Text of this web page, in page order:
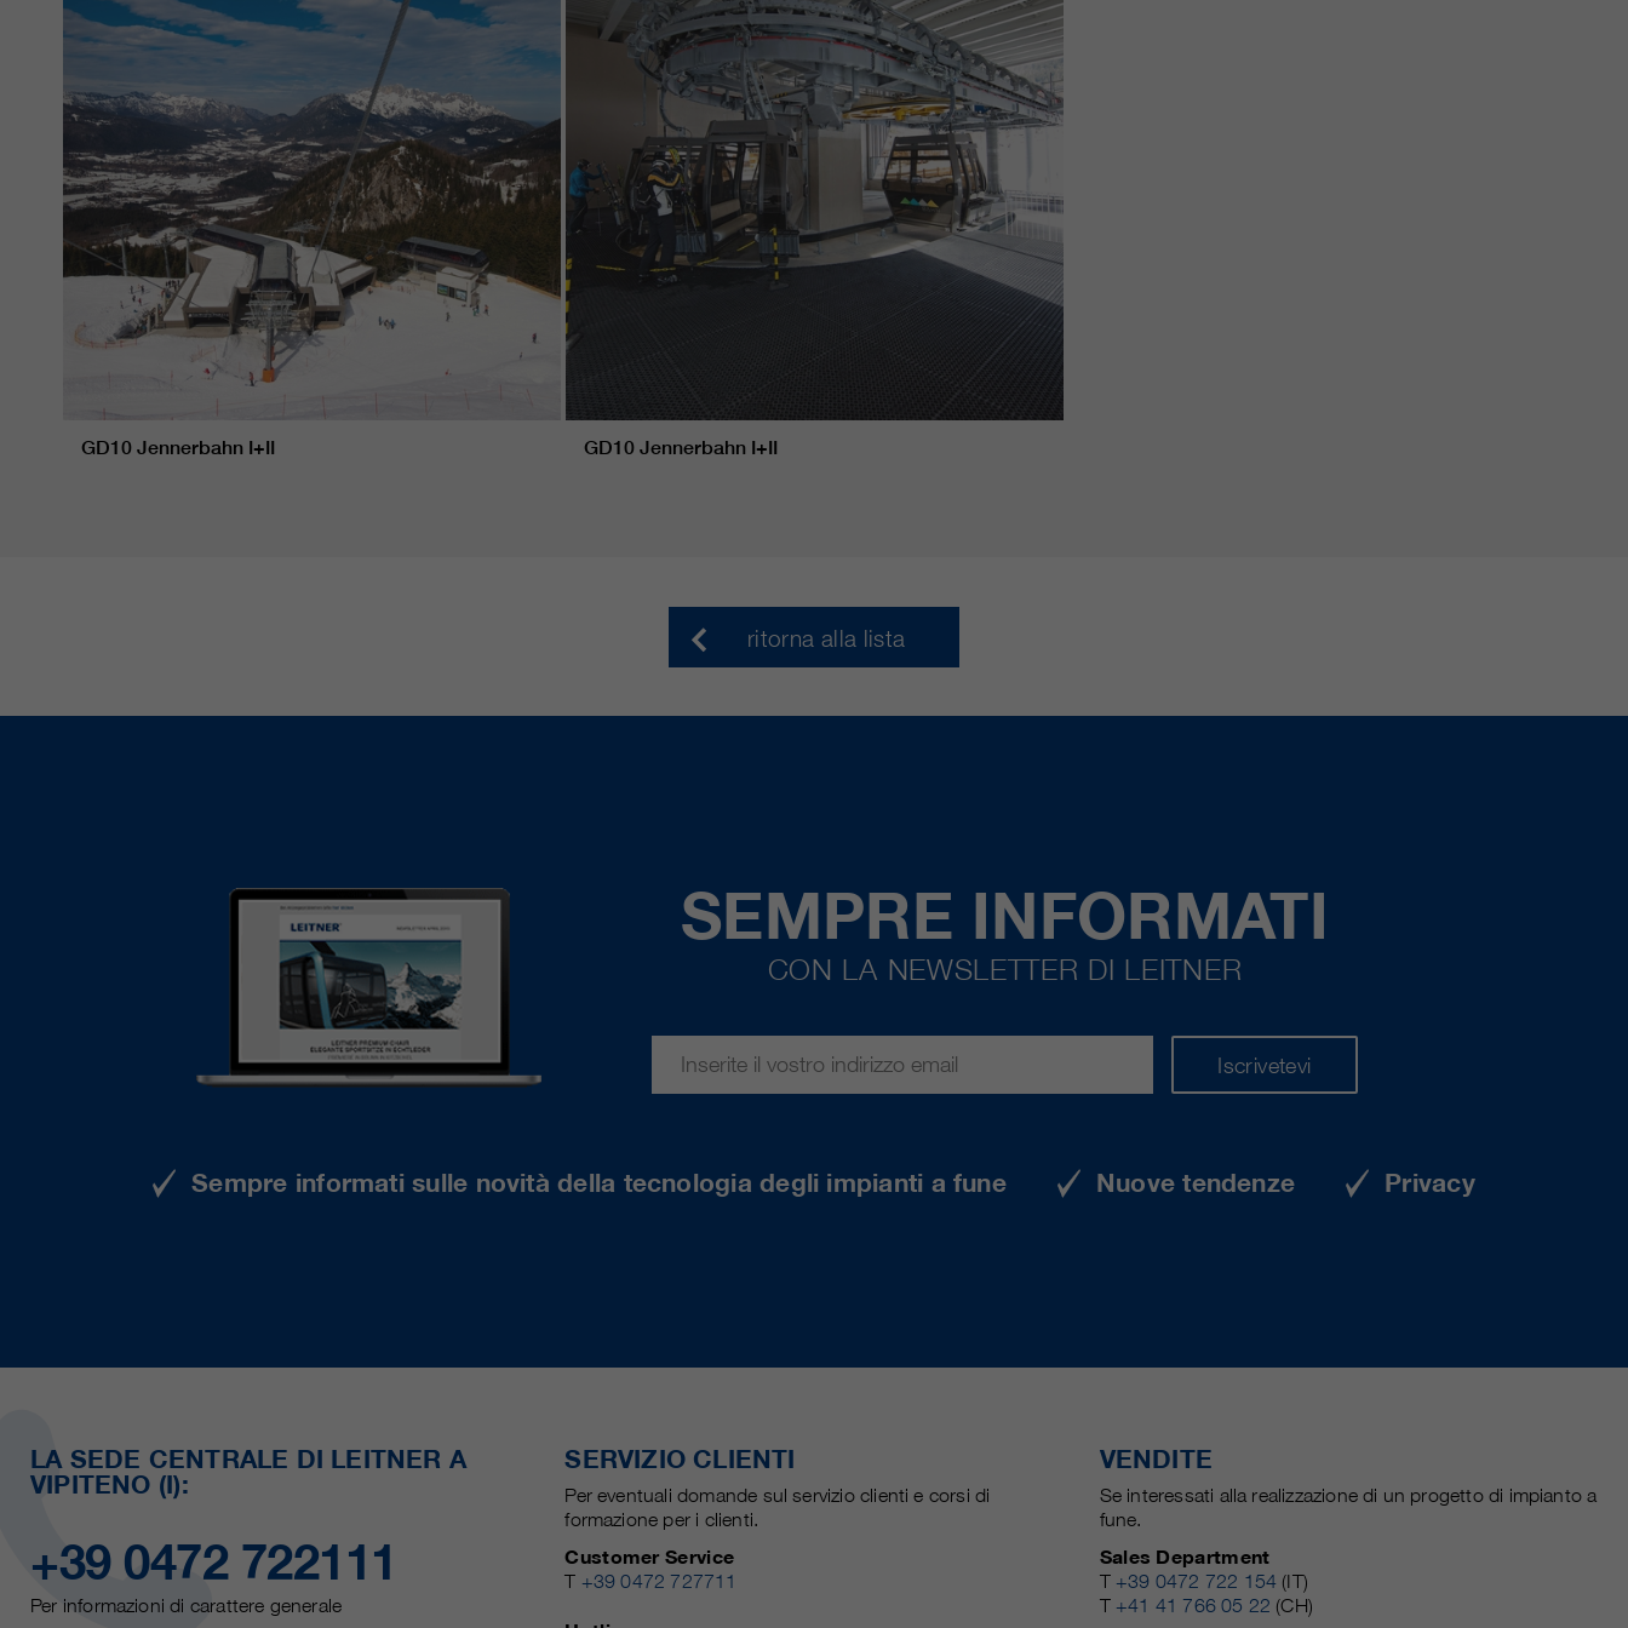
GD10 Jennerbahn I+II GD10 Jennerbahn I+II
ritorna alla lista
SEMPRE INFORMATI
CON LA NEWSLETTER DI LEITNER
Iscrivetevi
Sempre informati sulle novità della tecnologia degli impianti a fune Nuove tendenze Privacy
LA SEDE CENTRALE DI LEITNER A
VIPITENO (I):
+39 0472 722111
Per informazioni di carattere generale
SERVIZIO CLIENTI
Per eventuali domande sul servizio clienti e corsi di
formazione per i clienti.
Customer Service
T +39 0472 727711
VENDITE
Se interessati alla realizzazione di un progetto di impianto a
fune.
Sales Department
T +39 0472 722 154 (IT)
T +41 41 766 05 22 (CH)